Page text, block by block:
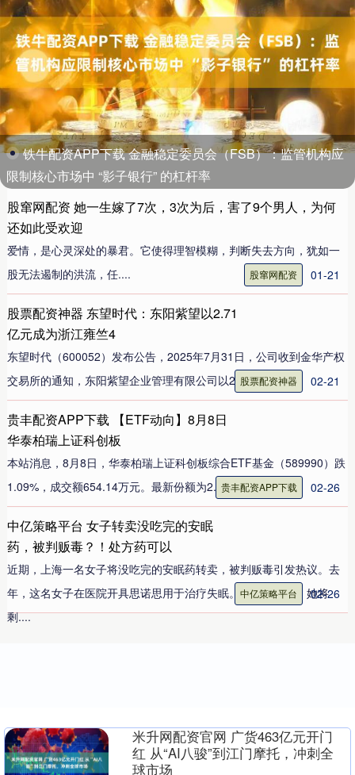
铁牛配资APP下载 金融稳定委员会（FSB）：监管机构应
限制核心市场中 “影子银行” 的杠杆率
股窜网配资 她一生嫁了7次，3次为后，害了9个男人，为何
还如此受欢迎
爱情，是心灵深处的暴君。它使得理智模糊，判断失去方向，犹如一
股无法遏制的洪流，任....
01-21
股窜网配资
股票配资神器 东望时代：东阳紫望以2.71
亿元成为浙江雍竺4
东望时代（600052）发布公告，2025年7月31日，公司收到金华产权
交易所的通知，东阳紫望企业管理有限公司以2.71....
02-21
股票配资神器
贵丰配资APP下载 【ETF动向】8月8日
华泰柏瑞上证科创板
本站消息，8月8日，华泰柏瑞上证科创板综合ETF基金（589990）跌
1.09%，成交额654.14万元。最新份额为2.....
02-26
贵丰配资APP下载
中亿策略平台 女子转卖没吃完的安眠
药，被判贩毒？！处方药可以
近期，上海一名女子将没吃完的安眠药转卖，被判贩毒引发热议。去
年，这名女子在医院开具思诺思用于治疗失眠。病情稳定后，她将
剩....
02-26
中亿策略平台
米升网配资官网 广货463亿元开门
红 从“AI八骏”到江门摩托，冲刺全
球市场